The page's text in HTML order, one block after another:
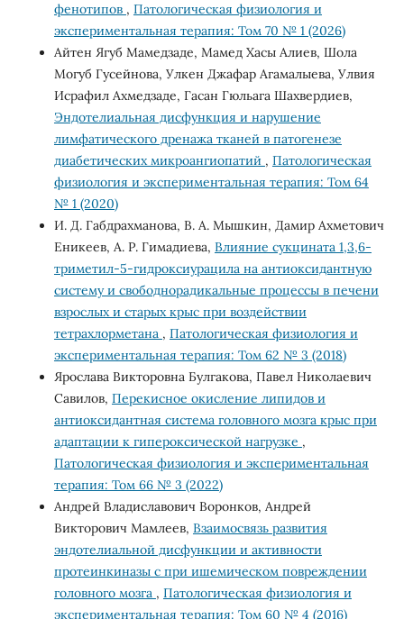
фенотипов , Патологическая физиология и
экспериментальная терапия: Том 70 № 1 (2026)
Айтен Ягуб Мамедзаде, Мамед Хасы Алиев, Шола
Могуб Гусейнова, Улкен Джафар Агамалыева, Улвия
Исрафил Ахмедзаде, Гасан Гюльага Шахвердиев,
Эндотелиальная дисфункция и нарушение
лимфатического дренажа тканей в патогенезе
диабетических микроангиопатий , Патологическая
физиология и экспериментальная терапия: Том 64
№ 1 (2020)
И. Д. Габдрахманова, В. А. Мышкин, Дамир Ахметович
Еникеев, А. Р. Гимадиева, Влияние сукцината 1,3,6-
триметил-5-гидроксиурацила на антиоксидантную
систему и свободнорадикальные процессы в печени
взрослых и старых крыс при воздействии
тетрахлорметана , Патологическая физиология и
экспериментальная терапия: Том 62 № 3 (2018)
Ярослава Викторовна Булгакова, Павел Николаевич
Савилов, Перекисное окисление липидов и
антиоксидантная система головного мозга крыс при
адаптации к гипероксической нагрузке ,
Патологическая физиология и экспериментальная
терапия: Том 66 № 3 (2022)
Андрей Владиславович Воронков, Андрей
Викторович Мамлеев, Взаимосвязь развития
эндотелиальной дисфункции и активности
протеинкиназы с при ишемическом повреждении
головного мозга , Патологическая физиология и
экспериментальная терапия: Том 60 № 4 (2016)